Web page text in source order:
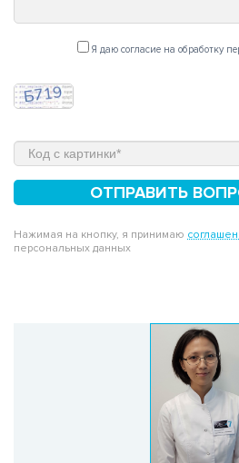
Я даю согласие на обработку
ОТПРАВИТЬ
Нажимая на кнопку, я принимаю
персональных данных